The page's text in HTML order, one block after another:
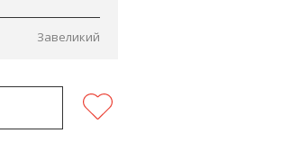
Завеликий